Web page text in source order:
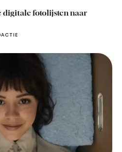
digitale fotolijsten naar